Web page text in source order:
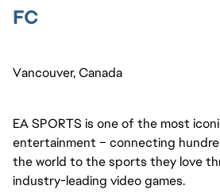
FC
Vancouver, Canada
EA SPORTS is one of the most
entertainment – connecting
the world to the sports they love
industry-leading video games.